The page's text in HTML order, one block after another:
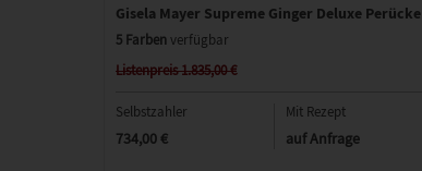
Gisela Mayer Supreme Ginger Deluxe Perücke
5 Farbenverfügbar
Listenpreis 1.835,00 €
Selbstzahler
734,00 €
Mit Rezept
auf Anfrage